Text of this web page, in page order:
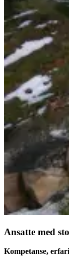
Ansatte med
Kompetanse,